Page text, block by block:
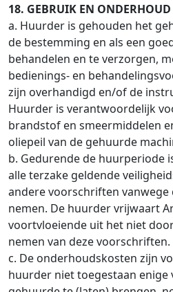
18. GEBRUIK EN ONDERHOUD
a. Huurder is gehouden het
de bestemming en als een
behandelen en te verzorgen,
bedienings- en
zijn overhandigd en/of de
Huurder is verantwoordelijk
brandstof en smeermiddelen
oliepeil van de gehuurde
b. Gedurende de huurperiode
alle terzake geldende
andere voorschriften vanwege
nemen. De huurder vrijwaart
voortvloeiende uit het niet
nemen van deze voorschriften.
c. De onderhoudskosten zijn
huurder niet toegestaan enige